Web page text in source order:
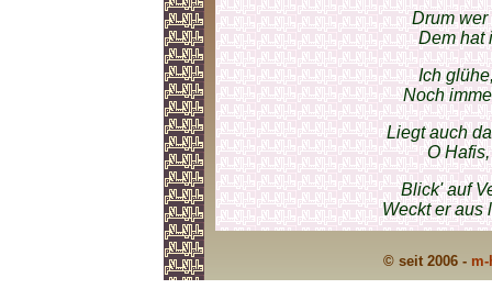
Drum wer
Dem hat
Ich
Noch
Liegt auch
O
Blick' auf
Weckt er aus
© seit 2006 -